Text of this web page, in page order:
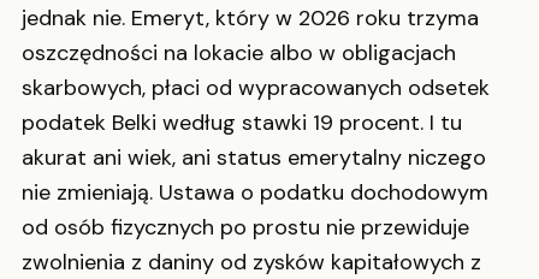
jednak nie. Emeryt, który w 2026 roku trzyma
oszczędności na lokacie albo w obligacjach
skarbowych, płaci od wypracowanych odsetek
podatek Belki według stawki 19 procent. I tu
akurat ani wiek, ani status emerytalny niczego
nie zmieniają. Ustawa o podatku dochodowym
od osób fizycznych po prostu nie przewiduje
zwolnienia z daniny od zysków kapitałowych z